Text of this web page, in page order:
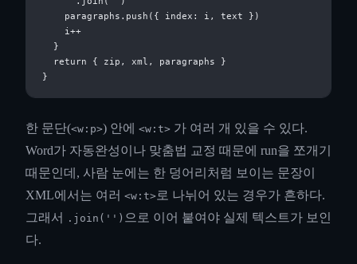
    paragraphs.push({ index: i, text })
    i++
  }
  return { zip, xml, paragraphs }
한 문단(<w:p>) 안에 <w:t> 가 여러 개 있을 수 있다.
Word가 자동완성이나 맞춤법 교정 때문에 run을 쪼개기
때문인데, 사람 눈에는 한 덩어리처럼 보이는 문장이
XML에서는 여러 <w:t> 로 나뉘어 있는 경우가 흔하다.
그래서
.join('') 으로 이어 붙여야 실제 텍스트가 보인
다.